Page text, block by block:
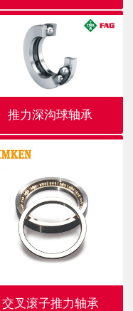
推力深沟球轴承
交叉滚子推力轴承